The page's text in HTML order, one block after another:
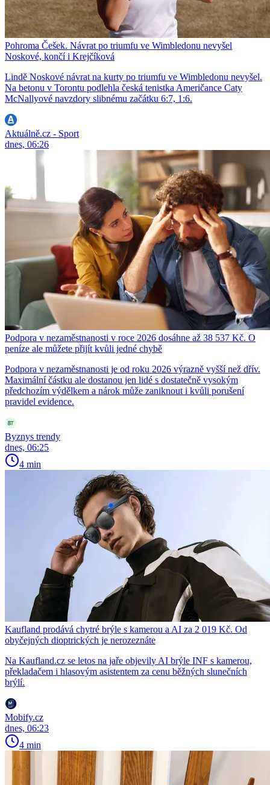
Pohroma Češek. Návrat po triumfu ve Wimbledonu nevyšel
Noskové, končí i Krejčíková
Lindě Noskové návrat na kurty po triumfu ve Wimbledonu nevyšel.
Na betonu v Torontu podlehla česká tenistka Američance Caty
McNallyové navzdory slibnému začátku 6:7, 1:6.
Aktuálně.cz - Sport
dnes, 06:26
Podpora v nezaměstnanosti v roce 2026 dosáhne až 38 537 Kč. O
peníze ale můžete přijít kvůli jedné chybě
Podpora v nezaměstnanosti je od roku 2026 výrazně vyšší než dřív.
Maximální částku ale dostanou jen lidé s dostatečně vysokým
předchozím výdělkem a nárok může zaniknout i kvůli porušení
pravidel evidence.
Byznys trendy
dnes, 06:25
4 min
Kaufland prodává chytré brýle s kamerou a AI za 2 019 Kč. Od
obyčejných dioptrických je nerozeznáte
Na Kaufland.cz se letos na jaře objevily AI brýle INF s kamerou,
překladačem i hlasovým asistentem za cenu běžných slunečních
brýlí.
Mobify.cz
dnes, 06:23
4 min